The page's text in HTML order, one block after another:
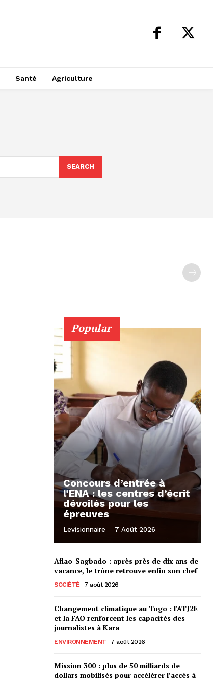
Santé Agriculture
SEARCH
Popular
Concours d’entrée à
l’ENA : les centres d’écrit
dévoilés pour les
épreuves
Levisionnaire - 7 Août 2026
Aflao-Sagbado : après près de dix ans de
vacance, le trône retrouve enfin son chef
SOCIÉTÉ 7 août 2026
Changement climatique au Togo : l’ATJ2E
et la FAO renforcent les capacités des
journalistes à Kara
ENVIRONNEMENT 7 août 2026
Mission 300 : plus de 50 milliards de
dollars mobilisés pour accélérer l’accès à